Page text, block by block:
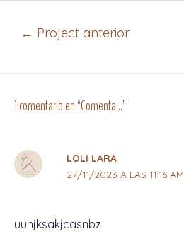
← Project anterior
1 comentario en “Comenta…”
LOLI LARA
27/11/2023 A LAS 11:16 AM
uuhjksakjcasnbz